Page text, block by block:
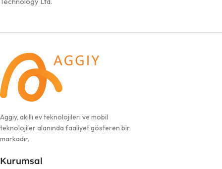
Aggiy, akıllı ev teknolojileri ve mobil
teknolojiler alanında faaliyet gösteren bir
markadır.
Kurumsal